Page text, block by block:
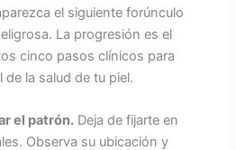
el siguiente forúnculo
La progresión es el
cinco pasos clínicos para
la salud de tu piel.
el patrón.Deja de fijarte en
Observa su ubicación y